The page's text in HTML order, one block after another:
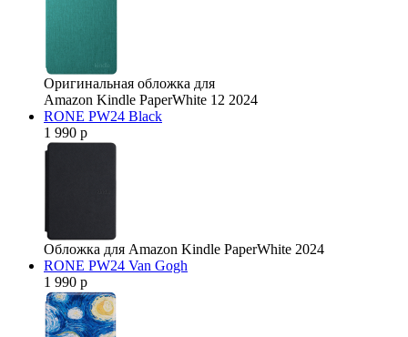
Оригинальная обложка для
Amazon Kindle PaperWhite 12 2024
RONE PW24 Black
1 990 р
Обложка для Amazon Kindle PaperWhite 2024
RONE PW24 Van Gogh
1 990 р